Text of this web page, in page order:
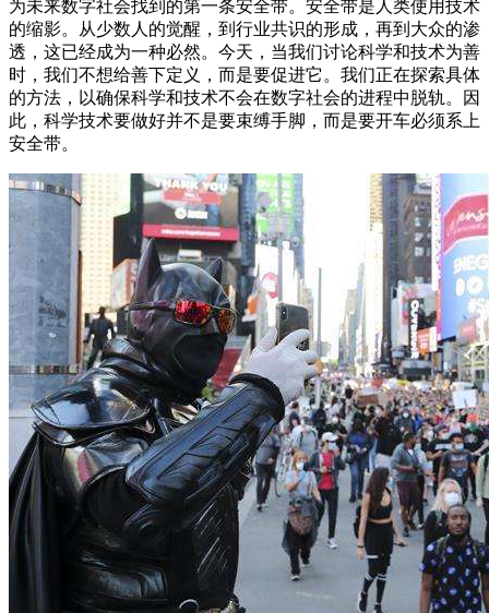
为未来数字社会找到的第一条安全带。安全带是人类使用技术
的缩影。从少数人的觉醒，到行业共识的形成，再到大众的渗
透，这已经成为一种必然。今天，当我们讨论科学和技术为善
时，我们不想给善下定义，而是要促进它。我们正在探索具体
的方法，以确保科学和技术不会在数字社会的进程中脱轨。因
此，科学技术要做好并不是要束缚手脚，而是要开车必须系上
安全带。